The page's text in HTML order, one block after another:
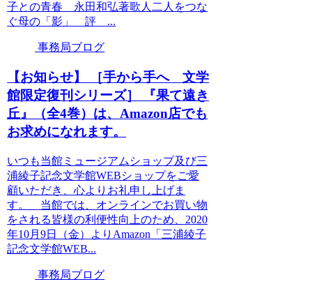
子との青春 永田和弘著歌人二人をつな
ぐ母の「影」 評 ...
事務局ブログ
【お知らせ】 ［手から手へ 文学
館限定復刊シリーズ］ 『果て遠き
丘』（全4巻）は、Amazon店でも
お求めになれます。
いつも当館ミュージアムショップ及び三
浦綾子記念文学館WEBショップをご愛
顧いただき、心よりお礼申し上げま
す。 当館では、オンラインでお買い物
をされる皆様の利便性向上のため、2020
年10月9日（金）よりAmazon「三浦綾子
記念文学館WEB...
事務局ブログ